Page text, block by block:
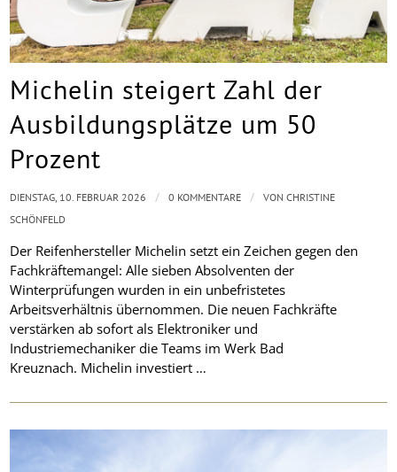
Michelin steigert Zahl der
Ausbildungsplätze um 50
Prozent
Der Reifenhersteller Michelin setzt ein Zeichen gegen den
Fachkräftemangel: Alle sieben Absolventen der
Winterprüfungen wurden in ein unbefristetes
Arbeitsverhältnis übernommen. Die neuen Fachkräfte
verstärken ab sofort als Elektroniker und
Industriemechaniker die Teams im Werk Bad
Kreuznach. Michelin investiert …
DIENSTAG, 10. FEBRUAR 2026 / 0 KOMMENTARE / VONCHRISTINE
SCHÖNFELD